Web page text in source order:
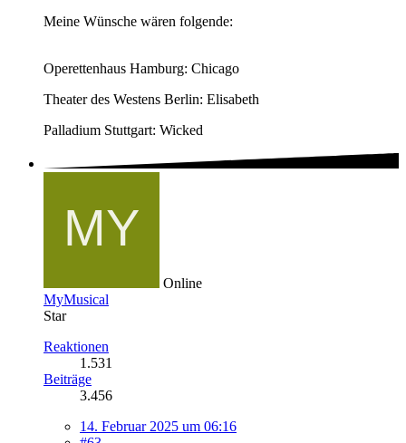
Meine Wünsche wären folgende:
Operettenhaus Hamburg: Chicago
Theater des Westens Berlin: Elisabeth
Palladium Stuttgart: Wicked
Online
MyMusical
Star
Reaktionen
1.531
Beiträge
3.456
14. Februar 2025 um 06:16